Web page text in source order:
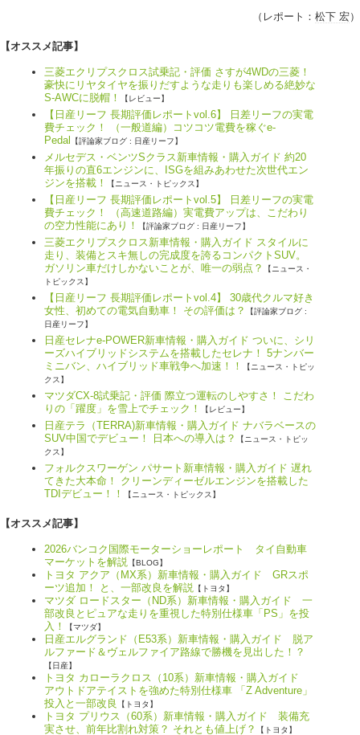
（レポート： 松下 宏）
【オススメ記事】
三菱エクリプスクロス試乗記・評価 さすが4WDの三菱！
豪快にリヤタイヤを振りだすような走りも楽しめる絶妙な
S-AWCに脱帽！
【レビュー】
【日産リーフ 長期評価レポートvol.6】 日差リーフの実電
費チェック！ （一般道編）コツコツ電費を稼ぐe-
Pedal
【評論家ブログ : 日産リーフ】
メルセデス・ベンツSクラス新車情報・購入ガイド 約20
年振りの直6エンジンに、ISGを組みあわせた次世代エン
ジンを搭載！
【ニュース・トピックス】
【日産リーフ 長期評価レポートvol.5】 日差リーフの実電
費チェック！ （高速道路編）実電費アップは、こだわり
の空力性能にあり！
【評論家ブログ : 日産リーフ】
三菱エクリプスクロス新車情報・購入ガイド スタイルに
走り、装備とスキ無しの完成度を誇るコンパクトSUV。
ガソリン車だけしかないことが、唯一の弱点？
【ニュース・
トピックス】
【日産リーフ 長期評価レポートvol.4】 30歳代クルマ好き
女性、初めての電気自動車！ その評価は？
【評論家ブログ :
日産リーフ】
日産セレナe-POWER新車情報・購入ガイド ついに、シリ
ーズハイブリッドシステムを搭載したセレナ！ 5ナンバー
ミニバン、ハイブリッド車戦争へ加速！！
【ニュース・トピッ
クス】
マツダCX-8試乗記・評価 際立つ運転のしやすさ！ こだわ
りの「躍度」を雪上でチェック！
【レビュー】
日産テラ（TERRA)新車情報・購入ガイド ナバラベースの
SUV中国でデビュー！ 日本への導入は？
【ニュース・トピッ
クス】
フォルクスワーゲン パサート新車情報・購入ガイド 遅れ
てきた大本命！ クリーンディーゼルエンジンを搭載した
TDIデビュー！！
【ニュース・トピックス】
【オススメ記事】
2026バンコク国際モーターショーレポート タイ自動車
マーケットを解説 【BLOG】
トヨタ アクア（MX系）新車情報・購入ガイド GRスポ
ーツ追加！ と、一部改良を解説 【トヨタ】
マツダ ロードスター（ND系）新車情報・購入ガイド 一
部改良とピュアな走りを重視した特別仕様車「PS」を投
入！
【マツダ】
日産エルグランド（E53系）新車情報・購入ガイド 脱ア
ルファード＆ヴェルファイア路線で勝機を見出した！？
【日産】
トヨタ カローラクロス（10系）新車情報・購入ガイド
アウトドアテイストを強めた特別仕様車 「Z Adventure」
投入と一部改良
【トヨタ】
トヨタ プリウス（60系）新車情報・購入ガイド 装備充
実させ、前年比割れ対策？ それとも値上げ？
【トヨタ】